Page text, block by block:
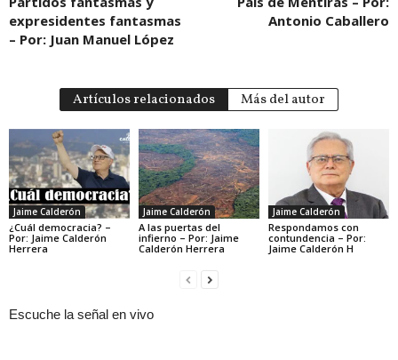
expresidentes fantasmas
– Por: Juan Manuel López
Antonio Caballero
Artículos relacionados Más del autor
Jaime Calderón
¿Cuál democracia? –
Por: Jaime Calderón
Herrera
Jaime Calderón
A las puertas del
infierno – Por: Jaime
Calderón Herrera
Jaime Calderón
Respondamos con
contundencia – Por:
Jaime Calderón H
Escuche la señal en vivo